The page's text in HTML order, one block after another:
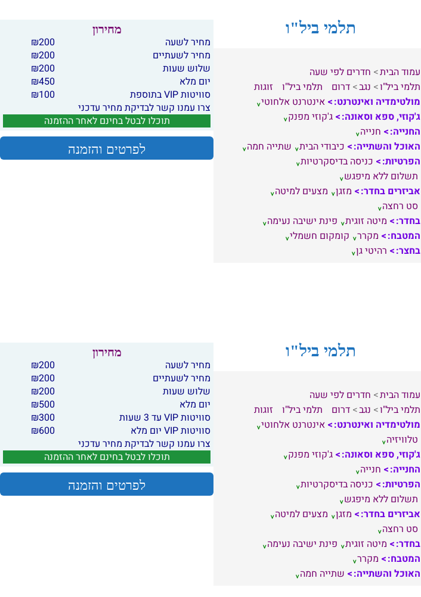
תלמי ביל"ו
עמוד הבית
חדרים לפי שעה
תלמי ביל"ו
נגב דרום תלמי ביל"ו
זוגות
מולטימדיה ואינטרנט:
אינטרנט אלחוטי
ג'קוזי, ספא וסאונה:
ג'קוזי מפנק
החנייה:
חנייה
האוכל והשתייה:
כיבודי הבית שתייה חמה
הפרטיות:
כניסה בדיסקרטיות
תשלום ללא מיפגש
אביזרים בחדר:
מזגן מצעים למיטה
סט רחצה
בחדר:
מיטה זוגית פינת ישיבה נעימה
המטבח:
מקרר קומקום חשמלי
בחצר:
רהיטי גן
מחירון
מחיר לשעה 200
₪
מחיר לשעתיים
200
₪
שלוש שעות
200
₪
יום מלא
450
₪
סוויטות VIP בתוספת
100
₪
צרו עמנו קשר לבדיקת מחיר עדכני
תוכלו לבטל בחינם לאחר ההזמנה
לפרטים והזמנה
תלמי ביל"ו
עמוד הבית
חדרים לפי שעה
תלמי ביל"ו
נגב דרום תלמי ביל"ו
זוגות
מולטימדיה ואינטרנט:
אינטרנט אלחוטי
טלוויזיה
ג'קוזי, ספא וסאונה:
ג'קוזי מפנק
החנייה:
חנייה
הפרטיות:
כניסה בדיסקרטיות
תשלום ללא מיפגש
אביזרים בחדר:
מזגן מצעים למיטה
סט רחצה
בחדר:
מיטה זוגית פינת ישיבה נעימה
המטבח:
מקרר
האוכל והשתייה:
שתייה חמה
מחירון
מחיר לשעה 200
₪
מחיר לשעתיים
200
₪
שלוש שעות
200
₪
יום מלא
500
₪
סוויטות VIP עד 3 שעות
300
₪
סוויטות VIP יום מלא
600
₪
צרו עמנו קשר לבדיקת מחיר עדכני
תוכלו לבטל בחינם לאחר ההזמנה
לפרטים והזמנה